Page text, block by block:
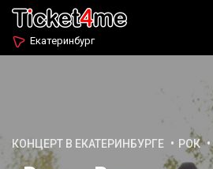
Екатеринбург
КОНЦЕРТ В ЕКАТЕРИНБУРГЕ РОК